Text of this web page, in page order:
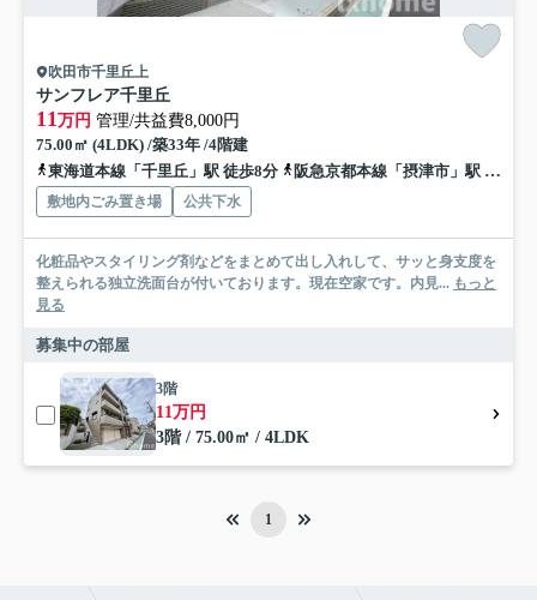
吹田市千里丘上
サンフレア千里丘
11万円 管理/共益費8,000円
75.00㎡ (4LDK) /築33年 /4階建
東海道本線「千里丘」駅 徒歩8分
阪急京都本線「摂津市」駅 徒歩17分
敷地内ごみ置き場 公共下水
化粧品やスタイリング剤などをまとめて出し入れして、サッと身支度を
整えられる独立洗面台が付いております。現在空家です。内見... もっと
見る
募集中の部屋
3階
11万円
3階 / 75.00㎡ / 4LDK
1